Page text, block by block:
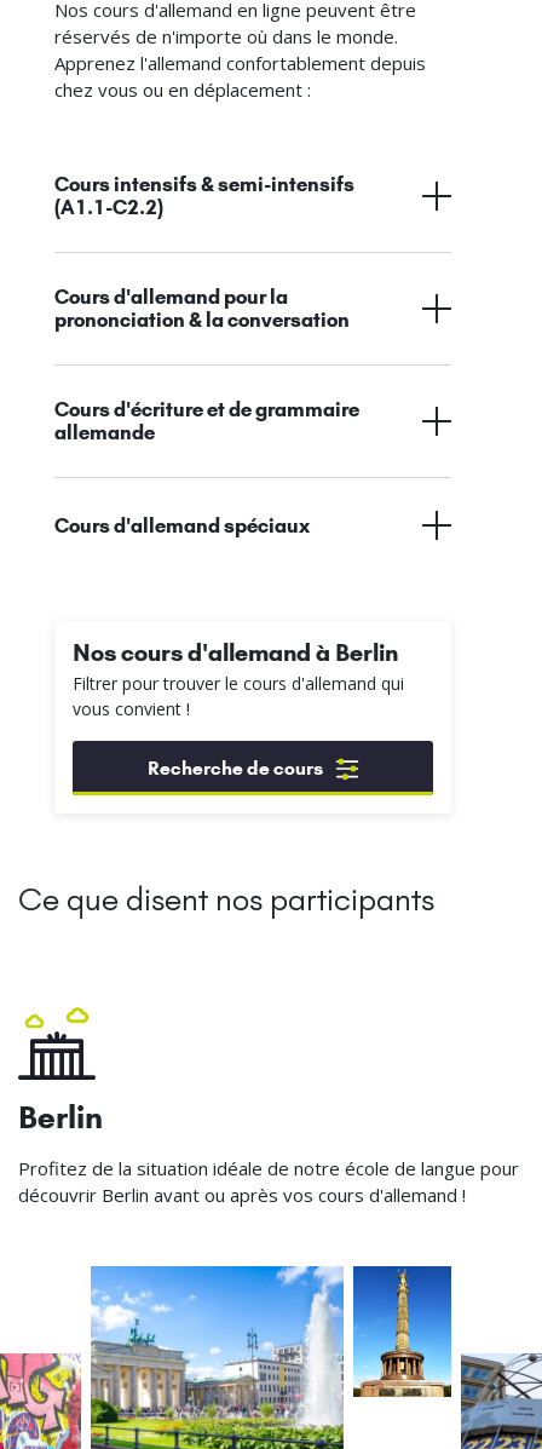
Nos cours d'allemand en ligne peuvent être
réservés de n'importe où dans le monde.
Apprenez l'allemand confortablement depuis
chez vous ou en déplacement :
Cours intensifs & semi-intensifs
(A1.1-C2.2)
Cours d'allemand pour la
prononciation & la conversation
Cours d'écriture et de grammaire
allemande
Cours d'allemand spéciaux
Nos cours d'allemand à Berlin
Filtrer pour trouver le cours d'allemand qui
vous convient !
Recherche de cours
Ce que disent nos participants
Berlin
Profitez de la situation idéale de notre école de langue pour
découvrir Berlin avant ou après vos cours d'allemand !